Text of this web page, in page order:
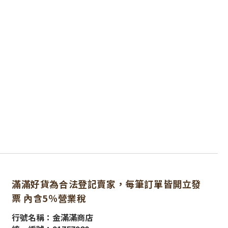
滿滿好貨為合法登記賣家，每筆訂單皆開立發
票 內含5％營業稅
行號名稱：金滿滿商店